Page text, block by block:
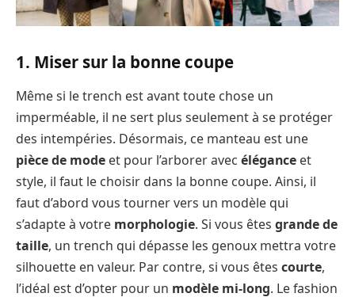
1. Miser sur la bonne coupe
Même si le trench est avant toute chose un
imperméable, il ne sert plus seulement à se protéger
des intempéries. Désormais, ce manteau est une
pièce de mode et pour l’arborer avec élégance et
style, il faut le choisir dans la bonne coupe. Ainsi, il
faut d’abord vous tourner vers un modèle qui
s’adapte à votre morphologie. Si vous êtes grande de
taille, un trench qui dépasse les genoux mettra votre
silhouette en valeur. Par contre, si vous êtes courte,
l’idéal est d’opter pour un modèle mi-long. Le fashion